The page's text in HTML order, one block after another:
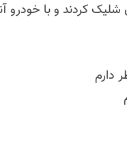
کردند و با خودرو
دارم